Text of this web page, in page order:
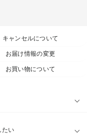
キャンセルについて
お届け情報の変更
お買い物について
たい
する